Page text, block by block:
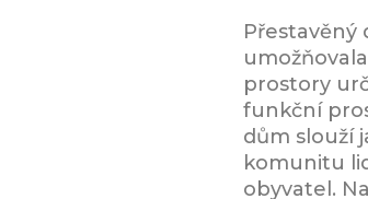
Přestavěný
prostory
funkční
dům slouží
komunitu
obyvatel.